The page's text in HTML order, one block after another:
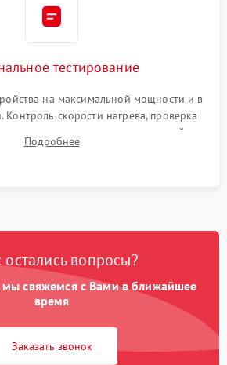
тестирование
на максимальной мощности и в
скорости нагрева, проверка
при достижении заданной
тест на отсутствие утечек тока.
Подробнее
остались вопросы?
мы свяжемся с Вами в ближайшее
время
Заказать звонок